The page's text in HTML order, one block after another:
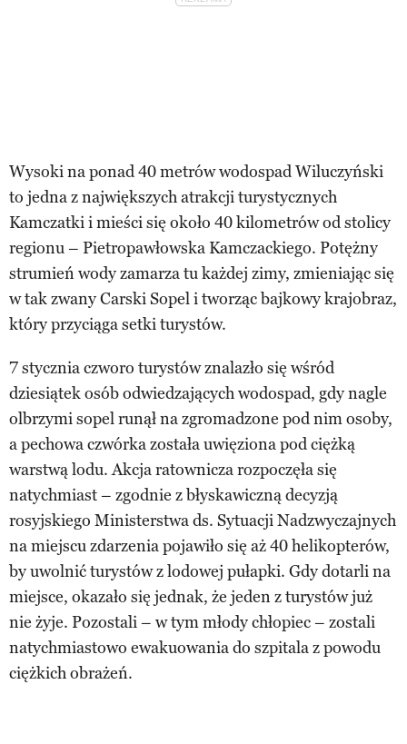
Wysoki na ponad 40 metrów wodospad Wiluczyński
to jedna z największych atrakcji turystycznych
Kamczatki i mieści się około 40 kilometrów od stolicy
regionu – Pietropawłowska Kamczackiego. Potężny
strumień wody zamarza tu każdej zimy, zmieniając się
w tak zwany Carski Sopel i tworząc bajkowy krajobraz,
który przyciąga setki turystów.
7 stycznia czworo turystów znalazło się wśród
dziesiątek osób odwiedzających wodospad, gdy nagle
olbrzymi sopel runął na zgromadzone pod nim osoby,
a pechowa czwórka została uwięziona pod ciężką
warstwą lodu. Akcja ratownicza rozpoczęła się
natychmiast – zgodnie z błyskawiczną decyzją
rosyjskiego Ministerstwa ds. Sytuacji Nadzwyczajnych
na miejscu zdarzenia pojawiło się aż 40 helikopterów,
by uwolnić turystów z lodowej pułapki. Gdy dotarli na
miejsce, okazało się jednak, że jeden z turystów już
nie żyje. Pozostali – w tym młody chłopiec – zostali
natychmiastowo ewakuowania do szpitala z powodu
ciężkich obrażeń.